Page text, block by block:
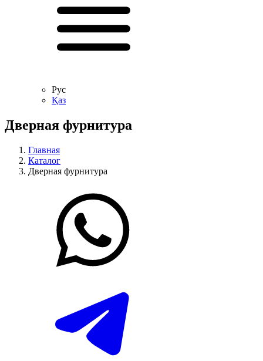
Рус
Қаз
Дверная фурнитура
Главная
Каталог
Дверная фурнитура